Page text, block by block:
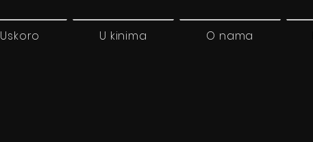
Uskoro U kinima O nama